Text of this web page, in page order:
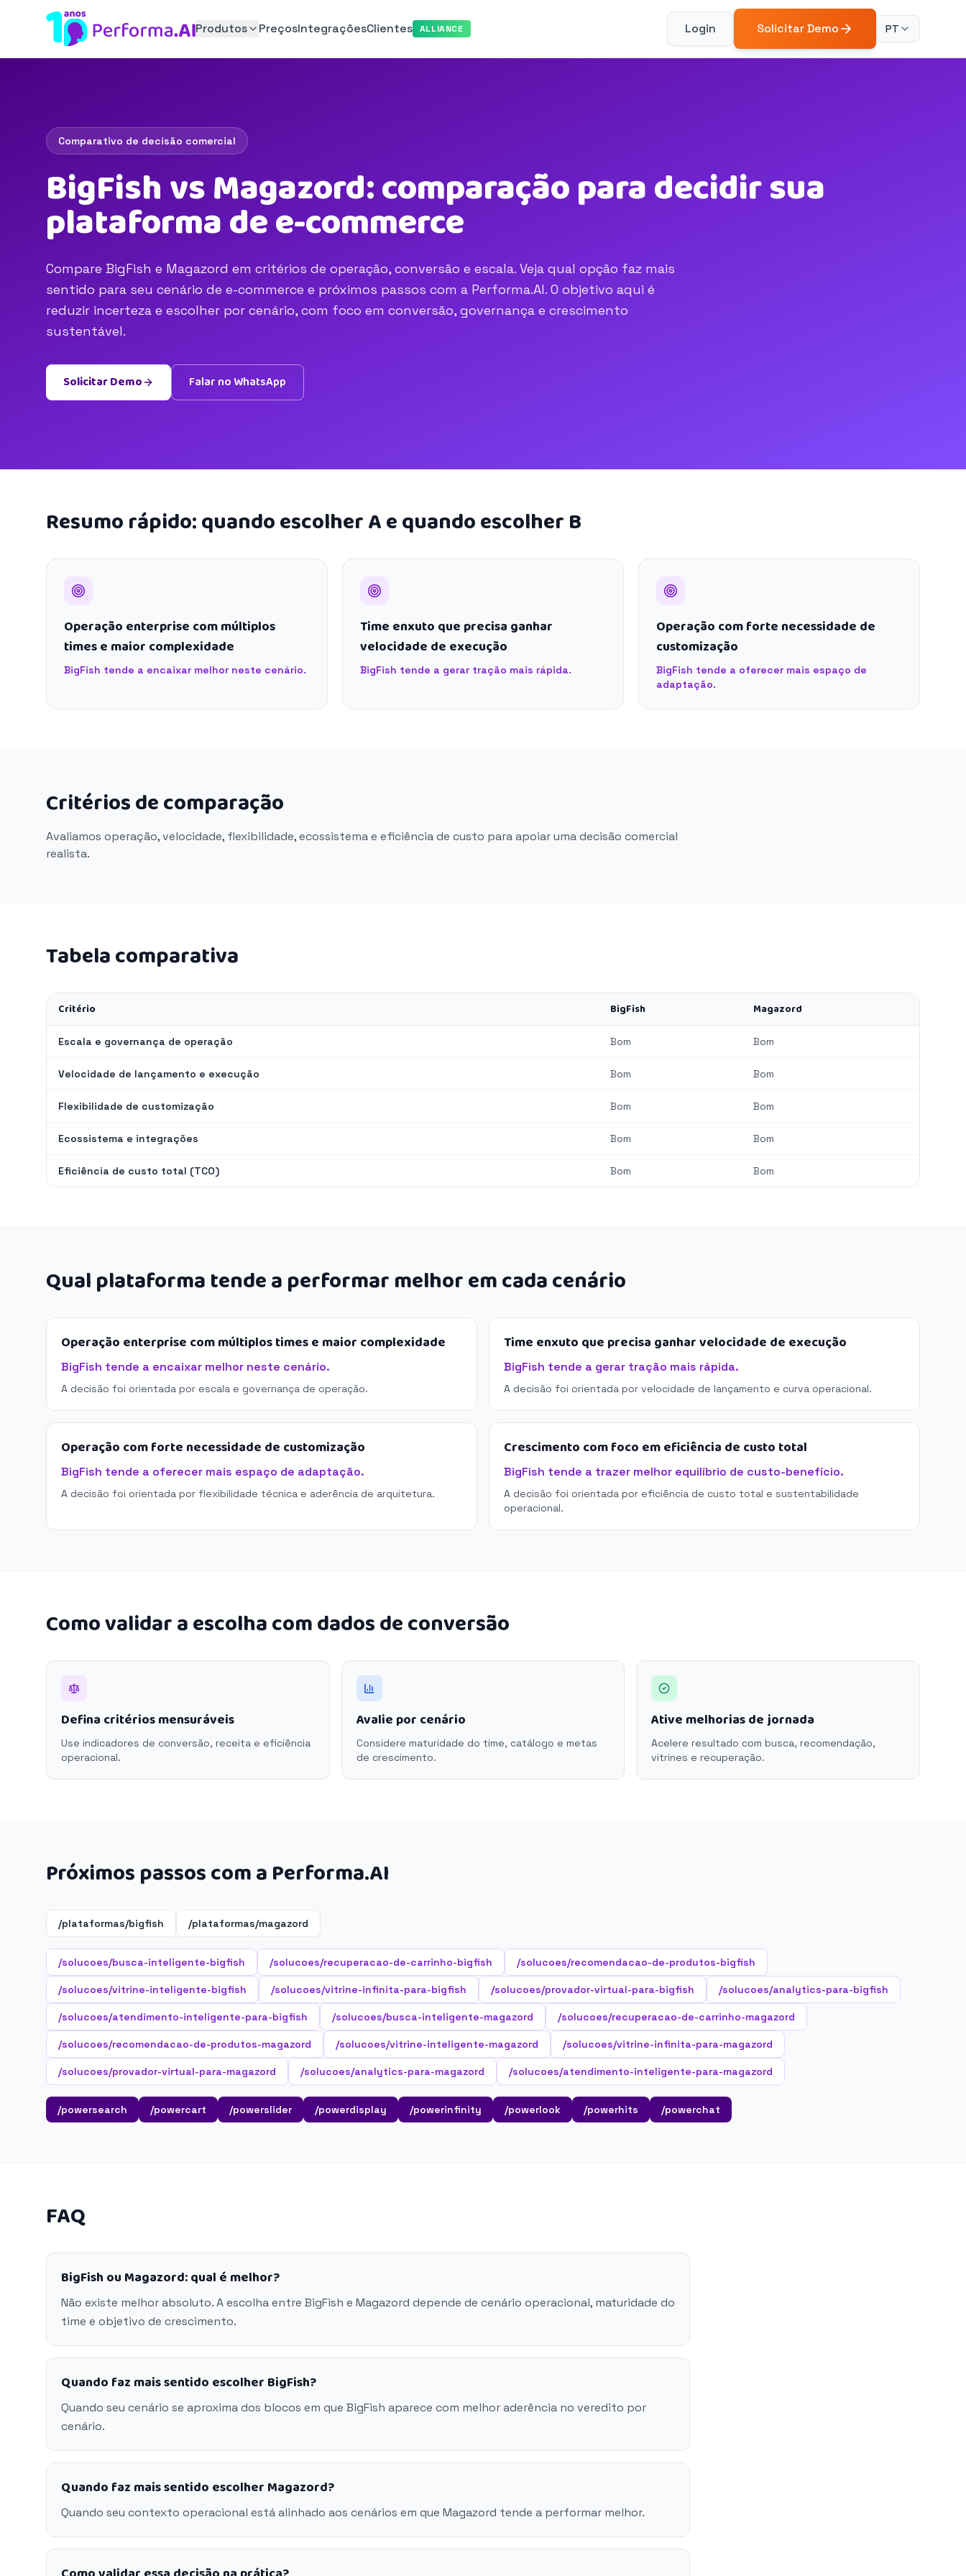
Produtos PreçosIntegraçõesClientes ALLIANCE Login Solicitar Demo PT
Comparativo de decisão comercial
BigFish vs Magazord: comparação para decidir sua
plataforma de e-commerce
Compare BigFish e Magazord em critérios de operação, conversão e escala. Veja qual opção faz mais
sentido para seu cenário de e-commerce e próximos passos com a Performa.AI. O objetivo aqui é
reduzir incerteza e escolher por cenário, com foco em conversão, governança e crescimento
sustentável.
Solicitar Demo Falar no WhatsApp
Resumo rápido: quando escolher A e quando escolher B
Operação enterprise com múltiplos
times e maior complexidade
BigFish tende a encaixar melhor neste cenário.
Time enxuto que precisa ganhar
velocidade de execução
BigFish tende a gerar tração mais rápida.
Operação com forte necessidade de
customização
BigFish tende a oferecer mais espaço de
adaptação.
Critérios de comparação
Avaliamos operação, velocidade, flexibilidade, ecossistema e eficiência de custo para apoiar uma decisão comercial
realista.
Tabela comparativa
Critério BigFish Magazord
Escala e governança de operação Bom Bom
Velocidade de lançamento e execução Bom Bom
Flexibilidade de customização Bom Bom
Ecossistema e integrações Bom Bom
Eficiência de custo total (TCO) Bom Bom
Qual plataforma tende a performar melhor em cada cenário
Operação enterprise com múltiplos times e maior complexidade
BigFish tende a encaixar melhor neste cenário.
A decisão foi orientada por escala e governança de operação.
Time enxuto que precisa ganhar velocidade de execução
BigFish tende a gerar tração mais rápida.
A decisão foi orientada por velocidade de lançamento e curva operacional.
Operação com forte necessidade de customização
BigFish tende a oferecer mais espaço de adaptação.
A decisão foi orientada por flexibilidade técnica e aderência de arquitetura.
Crescimento com foco em eficiência de custo total
BigFish tende a trazer melhor equilíbrio de custo-benefício.
A decisão foi orientada por eficiência de custo total e sustentabilidade
operacional.
Como validar a escolha com dados de conversão
Defina critérios mensuráveis
Use indicadores de conversão, receita e eficiência
operacional.
Avalie por cenário
Considere maturidade do time, catálogo e metas
de crescimento.
Ative melhorias de jornada
Acelere resultado com busca, recomendação,
vitrines e recuperação.
Próximos passos com a Performa.AI
/plataformas/bigfish /plataformas/magazord
/solucoes/busca-inteligente-bigfish /solucoes/recuperacao-de-carrinho-bigfish /solucoes/recomendacao-de-produtos-bigfish
/solucoes/vitrine-inteligente-bigfish /solucoes/vitrine-infinita-para-bigfish /solucoes/provador-virtual-para-bigfish /solucoes/analytics-para-bigfish
/solucoes/atendimento-inteligente-para-bigfish /solucoes/busca-inteligente-magazord /solucoes/recuperacao-de-carrinho-magazord
/solucoes/recomendacao-de-produtos-magazord /solucoes/vitrine-inteligente-magazord /solucoes/vitrine-infinita-para-magazord
/solucoes/provador-virtual-para-magazord /solucoes/analytics-para-magazord /solucoes/atendimento-inteligente-para-magazord
/powersearch /powercart /powerslider /powerdisplay /powerinfinity /powerlook /powerhits /powerchat
FAQ
BigFish ou Magazord: qual é melhor?
Não existe melhor absoluto. A escolha entre BigFish e Magazord depende de cenário operacional, maturidade do
time e objetivo de crescimento.
Quando faz mais sentido escolher BigFish?
Quando seu cenário se aproxima dos blocos em que BigFish aparece com melhor aderência no veredito por
cenário.
Quando faz mais sentido escolher Magazord?
Quando seu contexto operacional está alinhado aos cenários em que Magazord tende a performar melhor.